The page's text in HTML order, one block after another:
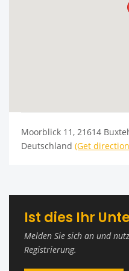
Moorblick 11, 21614
Deutschland (Get
Ist dies Ihr
Melden Sie sich an und
Registrierung.